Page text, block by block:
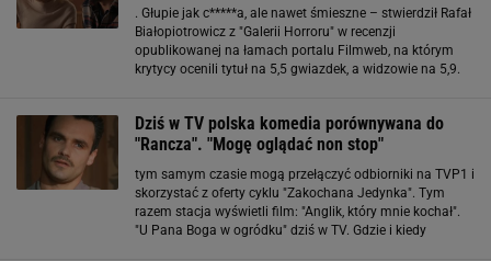
. Głupie jak c*****a, ale nawet śmieszne – stwierdził Rafał
Białopiotrowicz z "Galerii Horroru" w recenzji
opublikowanej na łamach portalu Filmweb, na którym
krytycy ocenili tytuł na 5,5 gwiazdek, a widzowie na 5,9.
Dziś w TV polska komedia porównywana do
"Rancza". "Mogę oglądać non stop"
tym samym czasie mogą przełączyć odbiorniki na TVP1 i
skorzystać z oferty cyklu "Zakochana Jedynka". Tym
razem stacja wyświetli film: "Anglik, który mnie kochał".
"U Pana Boga w ogródku" dziś w TV. Gdzie i kiedy